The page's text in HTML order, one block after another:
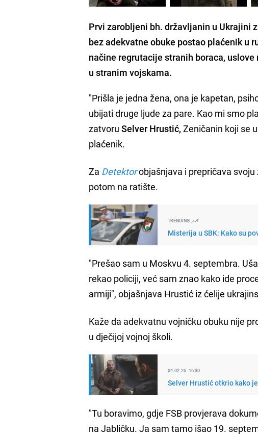
Prvi zarobljeni bh. državljanin u Ukrajini
bez adekvatne obuke postao plaćenik u
načine regrutacije stranih boraca,
u stranim vojskama.
"Prišla je jedna žena, ona je kapetan,
ubijati druge ljude za pare. Kao mi smo
zatvoruSelver Hrustić, Zeničanin koji se
plaćenik.
Za Detektorobjašnjava i prepričava
potom na ratište.
TRENDING
Misterija u SBK: Kako su
"Prešao sam u Moskvu 4. septembra.
rekao policiji, već sam znao kako ide
armiji", objašnjava Hrustić iz ćelije
Kaže da adekvatnu vojničku obuku nije
u dječijoj vojnoj školi.
04.02.26. 16:30
Selver Hrustić otkrio kako
"Tu boravimo, gdje FSB provjerava
na Jabličku. Ja sam tamo išao 19.